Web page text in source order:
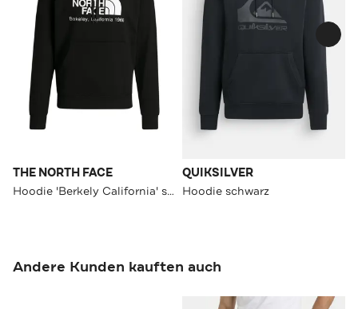
THE NORTH FACE
Hoodie 'Berkely California' schwarz
QUIKSILVER
Hoodie schwarz
Andere Kunden kauften auch